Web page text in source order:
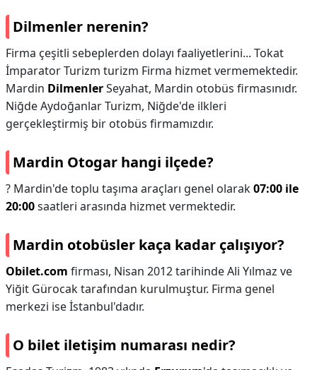
Dilmenler nerenin?
Firma çeşitli sebeplerden dolayı faaliyetlerini... Tokat
İmparator Turizm turizm Firma hizmet vermemektedir.
Mardin DilmenlerSeyahat, Mardin otobüs firmasınıdr.
Niğde Aydoğanlar Turizm, Niğde'de ilkleri
gerçekleştirmiş bir otobüs firmamızdır.
Mardin Otogar hangi ilçede?
? Mardin'de toplu taşıma araçları genel olarak07:00 ile
20:00saatleri arasında hizmet vermektedir.
Mardin otobüsler kaça kadar çalışıyor?
Obilet.com firması, Nisan 2012 tarihinde Ali Yılmaz ve
Yiğit Gürocak tarafından kurulmuştur. Firma genel
merkezi ise İstanbul'dadır.
O bilet iletişim numarası nedir?